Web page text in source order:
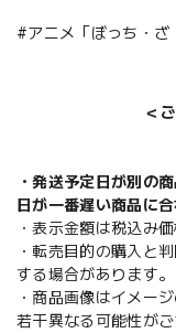
#アニメ「ぼっち・ざ
＜
・発送予定日が別の
日が一番遅い商品に
・表示金額は税込み価
・転売目的の購入と
する場合があります。
・商品画像はイメー
若干異なる可能性がご